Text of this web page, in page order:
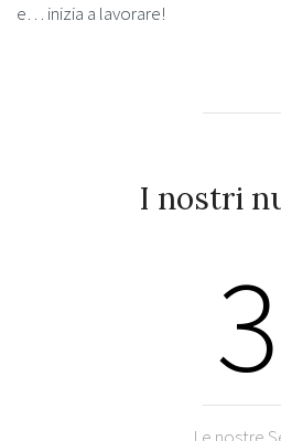
e… inizia a lavorare!
I nostri
3